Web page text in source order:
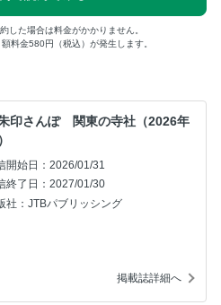
した場合は料金がかかりません。
料金580円（税込）が発生します。
印さんぽ 関東の寺社（2026年
開始日：2026/01/31
終了日：2027/01/30
社：JTBパブリッシング
掲載誌詳細へ